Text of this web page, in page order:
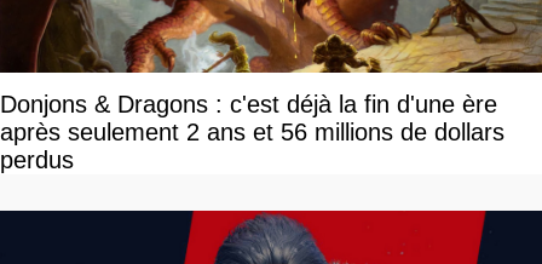
Donjons & Dragons : c'est déjà la fin d'une ère
après seulement 2 ans et 56 millions de dollars
perdus